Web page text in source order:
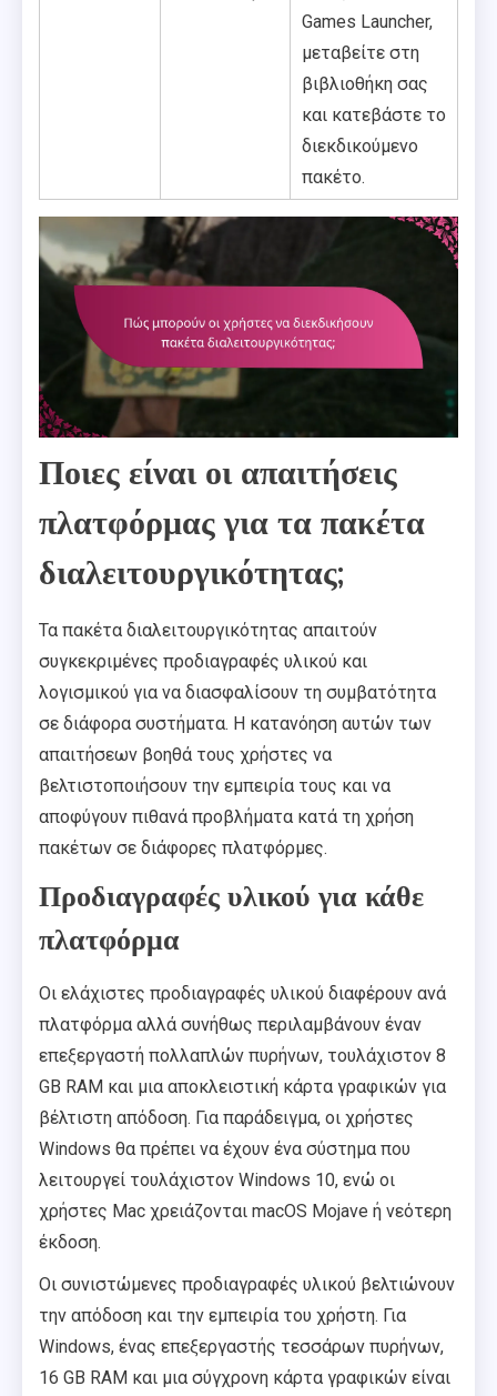
Games Launcher,
μεταβείτε στη
βιβλιοθήκη σας
και κατεβάστε το
διεκδικούμενο
πακέτο.
Ποιες είναι οι απαιτήσεις
πλατφόρμας για τα πακέτα
διαλειτουργικότητας;
Τα πακέτα διαλειτουργικότητας απαιτούν
συγκεκριμένες προδιαγραφές υλικού και
λογισμικού για να διασφαλίσουν τη συμβατότητα
σε διάφορα συστήματα. Η κατανόηση αυτών των
απαιτήσεων βοηθά τους χρήστες να
βελτιστοποιήσουν την εμπειρία τους και να
αποφύγουν πιθανά προβλήματα κατά τη χρήση
πακέτων σε διάφορες πλατφόρμες.
Προδιαγραφές υλικού για κάθε
πλατφόρμα
Οι ελάχιστες προδιαγραφές υλικού διαφέρουν ανά
πλατφόρμα αλλά συνήθως περιλαμβάνουν έναν
επεξεργαστή πολλαπλών πυρήνων, τουλάχιστον 8
GB RAM και μια αποκλειστική κάρτα γραφικών για
βέλτιστη απόδοση. Για παράδειγμα, οι χρήστες
Windows θα πρέπει να έχουν ένα σύστημα που
λειτουργεί τουλάχιστον Windows 10, ενώ οι
χρήστες Mac χρειάζονται macOS Mojave ή νεότερη
έκδοση.
Οι συνιστώμενες προδιαγραφές υλικού βελτιώνουν
την απόδοση και την εμπειρία του χρήστη. Για
Windows, ένας επεξεργαστής τεσσάρων πυρήνων,
16 GB RAM και μια σύγχρονη κάρτα γραφικών είναι